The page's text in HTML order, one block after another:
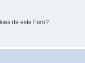
de este Foro?